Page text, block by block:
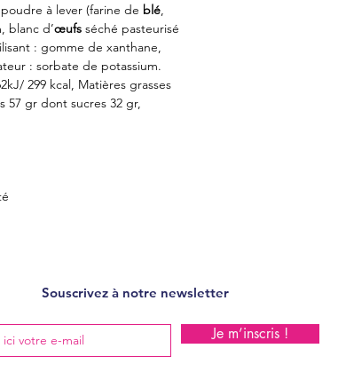
à lever (farine de blé,
blanc d’œufs séché pasteurisé
: gomme de xanthane,
: sorbate de potassium.
299 kcal, Matières grasses
57 gr dont sucres 32 gr,
Souscrivez à notre newsletter
Je m’inscris !